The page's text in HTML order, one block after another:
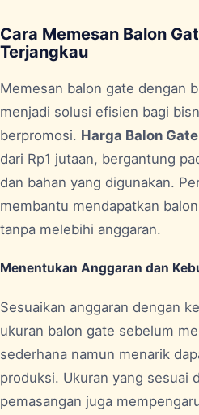
Cara Memesan Balon
Terjangkau
Memesan balon gate dengan
menjadi solusi efisien bagi
berpromosi. Harga Balon
dari Rp1 jutaan, bergantung
dan bahan yang digunakan.
membantu mendapatkan
tanpa melebihi anggaran.
Menentukan Anggaran dan
Sesuaikan anggaran dengan
ukuran balon gate sebelum
sederhana namun menarik
produksi. Ukuran yang sesuai
pemasangan juga